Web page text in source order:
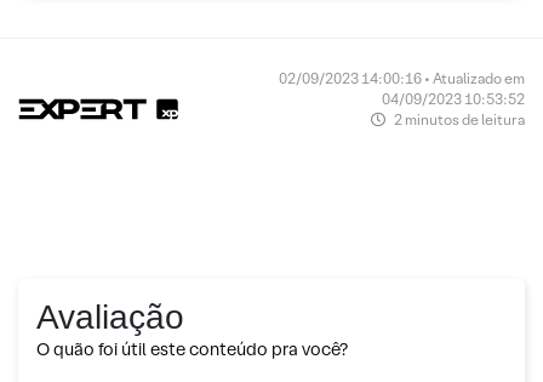
02/09/2023 14:00:16 • Atualizado em
04/09/2023 10:53:52
2 minutos de leitura
Avaliação
O quão foi útil este conteúdo pra você?